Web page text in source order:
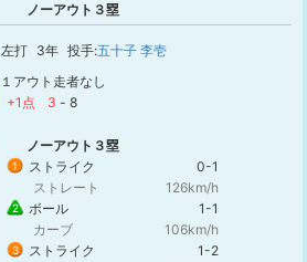
ノーアウト３塁
左打 3年 投手:五十子 李壱
１アウト走者なし
+1点
3 - 8
ノーアウト３塁
1 ストライク
0-1
ストレート
126km/h
2 ボール
1-1
カーブ
106km/h
3 ストライク
1-2